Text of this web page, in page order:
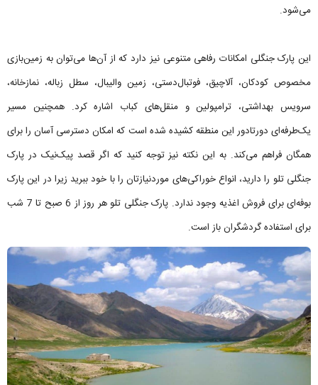
می‌شود.
این پارک جنگلی امکانات رفاهی متنوعی نیز دارد که از آن‌ها می‌توان به زمین‌بازی
مخصوص کودکان، آلاچیق، فوتبال‌دستی، زمین والیبال، سطل زباله، نمازخانه،
سرویس بهداشتی، ترامپولین و منقل‌های کباب اشاره کرد. همچنین مسیر
یک‌طرفه‌ای دورتادور این منطقه کشیده شده است که امکان دسترسی آسان را برای
همگان فراهم می‌کند. به این نکته نیز توجه کنید که اگر قصد پیک‌نیک در پارک
جنگلی تلو را دارید، انواع خوراکی‌های موردنیازتان را با خود ببرید زیرا در این پارک
بوفه‌ای برای فروش اغذیه وجود ندارد. پارک جنگلی تلو هر روز از 6 صبح تا 7 شب
برای استفاده گردشگران باز است.